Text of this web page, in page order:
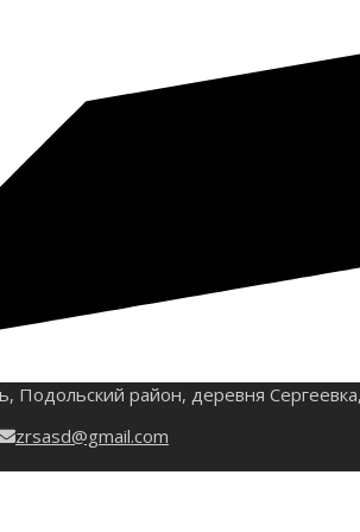
Подольский район, деревня
zrsasd@gmail.com